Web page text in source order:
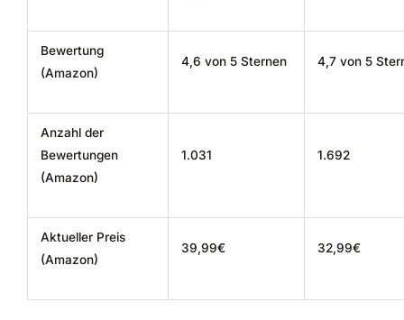
Bewertung
(Amazon)
4,6 von 5 Sternen 4,7 von 5
Anzahl der
Bewertungen
(Amazon)
1.031 1.692
Aktueller Preis
(Amazon)
39,99€ 32,99€